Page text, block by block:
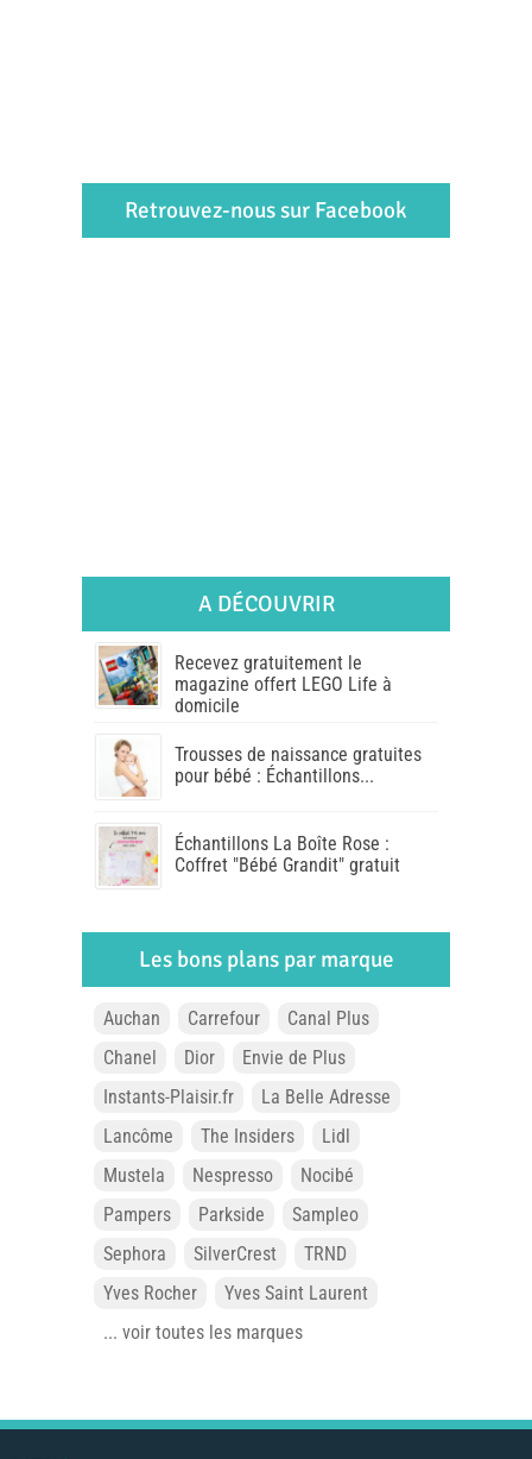
Retrouvez-nous sur Facebook
A DÉCOUVRIR
Recevez gratuitement le
magazine offert LEGO Life à
domicile
Trousses de naissance gratuites
pour bébé : Échantillons...
Échantillons La Boîte Rose :
Coffret "Bébé Grandit" gratuit
Les bons plans par marque
Auchan Carrefour
Canal Plus
Chanel
Dior
Envie de Plus
Instants-Plaisir.fr
La Belle Adresse
Lancôme
The Insiders
Lidl
Mustela
Nespresso
Nocibé
Pampers
Parkside
Sampleo
Sephora
SilverCrest
TRND
Yves Rocher
Yves Saint Laurent
... voir toutes les marques